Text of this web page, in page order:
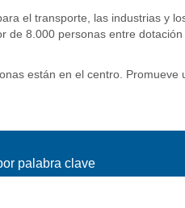
el transporte, las industrias y
de 8.000 personas entre dotación
están en el centro.
palabra clave